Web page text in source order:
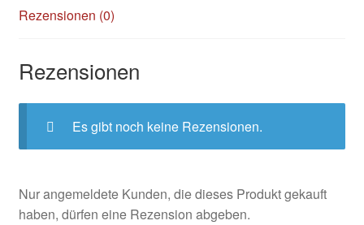
Rezensionen (0)
Rezensionen
Es gibt noch keine Rezensionen.
Nur angemeldete Kunden, die dieses Produkt gekauft
haben, dürfen eine Rezension abgeben.